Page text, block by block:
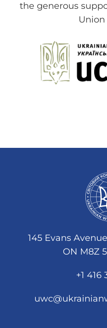
the generous
145 Evans
ON M8Z
+1 416